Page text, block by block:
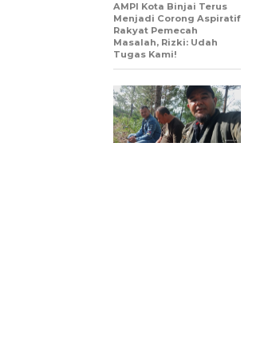
AMPI Kota Binjai Terus
Menjadi Corong Aspiratif
Rakyat Pemecah
Masalah, Rizki: Udah
Tugas Kami!